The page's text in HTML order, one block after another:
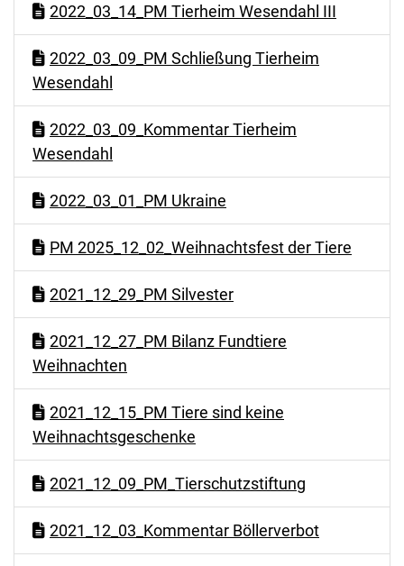
2022_03_14_PM Tierheim Wesendahl III
2022_03_09_PM Schließung Tierheim
Wesendahl
2022_03_09_Kommentar Tierheim
Wesendahl
2022_03_01_PM Ukraine
PM 2025_12_02_Weihnachtsfest der Tiere
2021_12_29_PM Silvester
2021_12_27_PM Bilanz Fundtiere
Weihnachten
2021_12_15_PM Tiere sind keine
Weihnachtsgeschenke
2021_12_09_PM_Tierschutzstiftung
2021_12_03_Kommentar Böllerverbot